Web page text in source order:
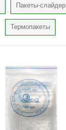
Пакеты-слайдер
Термопакеты